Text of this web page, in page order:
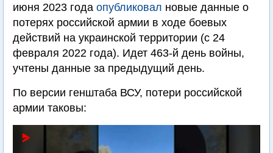
июня 2023 года опубликовал новые данные о
потерях российской армии в ходе боевых
действий на украинской территории (с 24
февраля 2022 года). Идет 463-й день войны,
учтены данные за предыдущий день.
По версии генштаба ВСУ, потери российской
армии таковы: